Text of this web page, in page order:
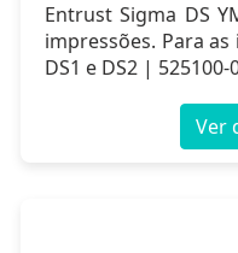
Entrust Sigma DS
impressões. Para as
DS1 e DS2 | 525100-
Ver